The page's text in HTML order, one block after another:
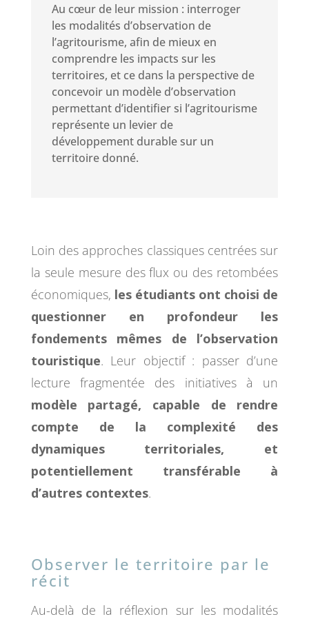
Au cœur de leur mission : interroger
les modalités d’observation de
l’agritourisme, afin de mieux en
comprendre les impacts sur les
territoires, et ce dans la perspective de
concevoir un modèle d’observation
permettant d’identifier si l’agritourisme
représente un levier de
développement durable sur un
territoire donné.
Loin des approches classiques centrées sur
la seule mesure des flux ou des retombées
économiques, les étudiants ont choisi de
questionner en profondeur les
fondements mêmes de l’observation
touristique. Leur objectif : passer d’une
lecture fragmentée des initiatives à un
modèle partagé, capable de rendre
compte de la complexité des
dynamiques territoriales, et
potentiellement transférable à
d’autres contextes.
Observer le territoire par le
récit
Au-delà de la réflexion sur les modalités